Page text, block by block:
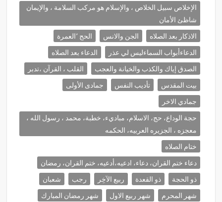
الإخلاص سبيل الخلاص ، والإسلام هو مركب السلامة ، والإيمان
شاظئ الأمان
الاذكار بعد الصلاه
الجن والانس
الحج ٬العمرة
الدعاءأبواب السماءليس لي عذر
الدعاء بعد الصلاه
الصدق إياك والكذب والخيانة والعجب
القلب ، القرآن ،تدبر
بيت المقدس
تأديب النفس
جمادى الأولى
جمادي الاخر
حجة الوداع، حج، الاسلام، مباديء، خطبة، محمد ، رسول الله ،
معجزه ، الجزيره العربيه، الحكمه
ختام الصلاه
دعاء ختم القران، دعاء، ادعيه،أدعيه، ختم القران، رمضان
ذو الحجة
ذو القعدة ربيع الآخِر رجب
شعبان
شهر المحرم
شهر ربيع الاول
شهر رمضان المبارك